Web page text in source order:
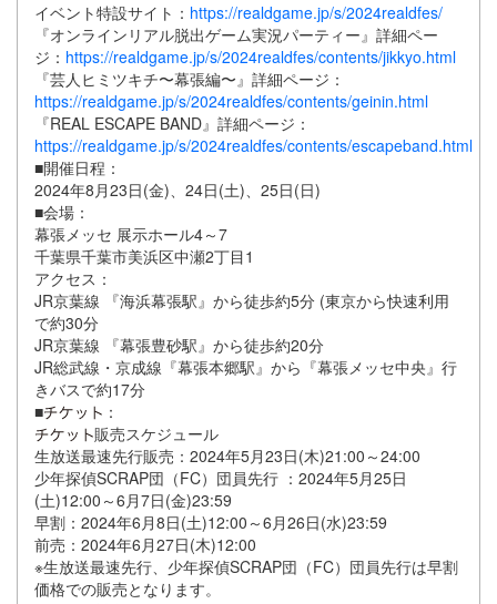
イベント特設サイト： https://realdgame.jp/s/2024realdfes/
『オンラインリアル脱出ゲーム実況パーティー』詳細ペー
ジ： https://realdgame.jp/s/2024realdfes/contents/jikkyo.html
『芸人ヒミツキチ〜幕張編〜』詳細ページ：
https://realdgame.jp/s/2024realdfes/contents/geinin.html
『REAL ESCAPE BAND』詳細ページ：
https://realdgame.jp/s/2024realdfes/contents/escapeband.html
■開催日程：
2024年8月23日(金)、24日(土)、25日(日)
■会場：
幕張メッセ 展示ホール4～7
千葉県千葉市美浜区中瀬2丁目1
アクセス：
JR京葉線 『海浜幕張駅』から徒歩約5分 (東京から快速利用
で約30分
JR京葉線 『幕張豊砂駅』から徒歩約20分
JR総武線・京成線『幕張本郷駅』から『幕張メッセ中央』行
きバスで約17分
■
：
販売スケジュール
生放送最速先行販売：2024年5月23日(木)21:00～24:00
少年探偵SCRAP団（FC）団員先行 ：2024年5月25日
(土)12:00～6月7日(金)23:59
早割：2024年6月8日(土)12:00～6月26日(水)23:59
前売：2024年6月27日(木)12:00
※生放送最速先行、少年探偵SCRAP団（FC）団員先行は早割
価格での販売となります。